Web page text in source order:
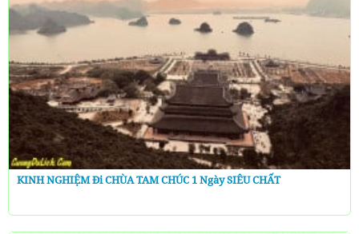
KINH NGHIỆM Đi CHÙA TAM CHÚC 1 Ngày SIÊU CHẤT